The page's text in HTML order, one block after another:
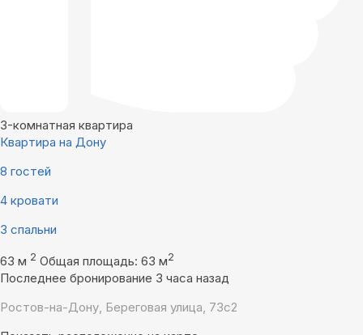
3-комнатная квартира
Квартира на Дону
8 гостей
4 кровати
3 спальни
63 м 2 Общая площадь: 63 м2
Последнее бронирование 3 часа назад
Ростов-на-Дону, Береговая улица, 73с2